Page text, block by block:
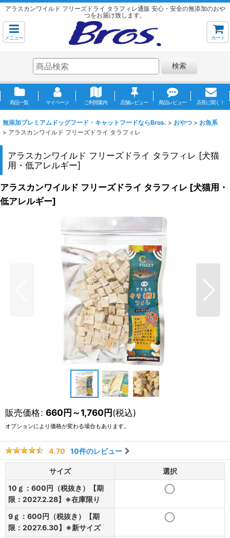
アラスカンワイルド フリーズドライ タラフィレ通販 安心・安全の無添加のおや
つをお届け致します。
メニュー カート
検索
商品一覧 マイページ ご利用案内 店舗レビュー 商品レビュー 店長に聞く！
無添加プレミアムドッグフード・キャットフードならBros. > おやつ > お魚系
> アラスカンワイルド フリーズドライ タラフィレ
アラスカンワイルド フリーズドライ タラフィレ [犬猫
用・低アレルギー]
アラスカンワイルド フリーズドライ タラフィレ [犬猫用・
低アレルギー]
販売価格: 660円～1,760円(税込)
オプションにより価格が変わる場合もあります。
4.70 10件のレビュー
サイズ
選択
10ｇ：600円（税抜き）【期
限：2027.2.28】※在庫限り
9ｇ：600円（税抜き）【期
限：2027.6.30】※新サイズ